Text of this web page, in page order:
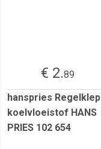
€ 2.89
hanspries Regelklep
koelvloeistof HANS
PRIES 102 654